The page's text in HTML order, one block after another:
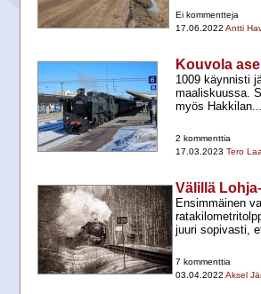
Ei kommentteja
17.06.2022 Antti
Kouvola
1009 käynnisti
maaliskuussa.
myös Hakkilan...
2 kommenttia
17.03.2023 Tero
Välillä
Ensimmäinen
juuri sopivasti,
7 kommenttia
03.04.2022 Aksel